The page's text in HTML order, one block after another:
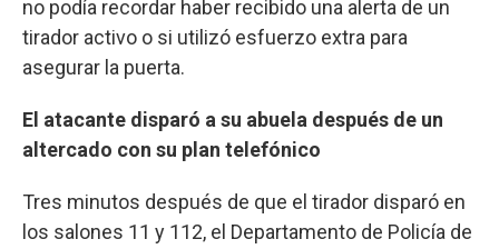
no podía recordar haber recibido una alerta de un
tirador activo o si utilizó esfuerzo extra para
asegurar la puerta.
El atacante disparó a su abuela después de un
altercado con su plan telefónico
Tres minutos después de que el tirador disparó en
los salones 11 y 112, el Departamento de Policía de